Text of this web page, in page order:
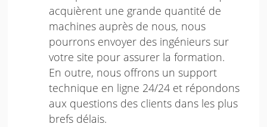
acquièrent une grande quantité de
machines auprès de nous, nous
pourrons envoyer des ingénieurs sur
votre site pour assurer la formation.
En outre, nous offrons un support
technique en ligne 24/24 et répondons
aux questions des clients dans les plus
brefs délais.